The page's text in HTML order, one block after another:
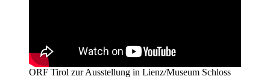
ORF Tirol zur Ausstellung in Lienz/Museum Schloss